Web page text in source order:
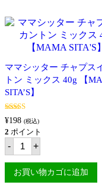
パ
ウ
10g
【MAMA
SITA'S】
個
ママシッター チャプス
トン ミックス 40g 【
SITA’S】
5段階中5.00
の評価
¥198 (税込)
2 ポイント
- マ
マ
シ
ッ
タ
+
お買い物カゴに追加